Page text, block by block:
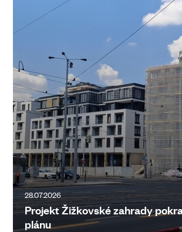
28.07.2026
Projekt Žižkovské zahrady
plánu